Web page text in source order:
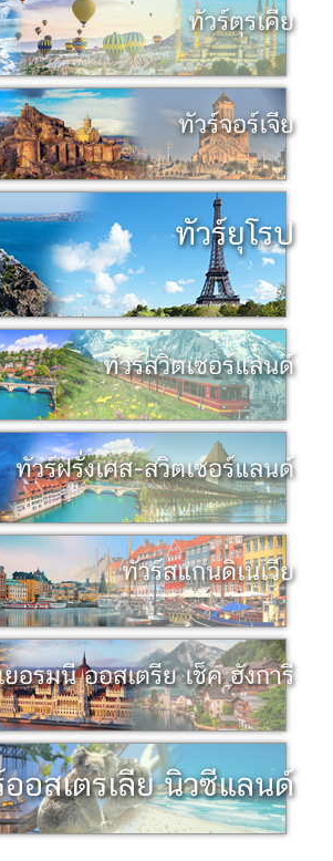
ทัวร์ตุรเคีย
ทัวร์จอร์เจีย
ทัวร์ยุโรป
ทัวร์สวิตเซอร์แลนด์
ทัวร์ฝรั่งเศส-สวิตเซอร์แลนด์
ทัวร์สแกนดิเนเวีย
ยอรมนี ออสเตรีย เช็ค ฮังการี
อสเตรเลีย นิวซีแลนด์